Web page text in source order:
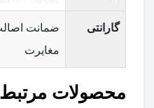
گارانتی
ضمانت
مغایرت
محصولات مرتبط